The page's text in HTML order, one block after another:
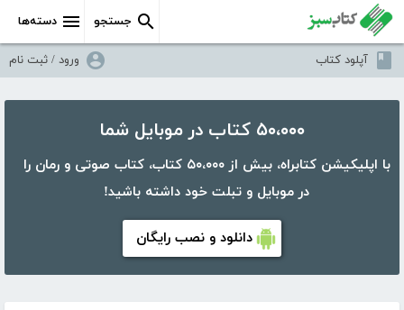
دسته‌ها جستجو
آپلود کتاب ورود / ثبت نام
۵۰،۰۰۰ کتاب در موبایل شما
با اپلیکیشن کتابراه، بیش از ۵۰،۰۰۰ کتاب، کتاب صوتی و رمان را
در موبایل و تبلت خود داشته باشید!
دانلود و نصب رایگان